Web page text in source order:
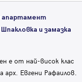
апартамент
Шпакловка и замазка
е от най-висок клас
Евгени Рафаилов.